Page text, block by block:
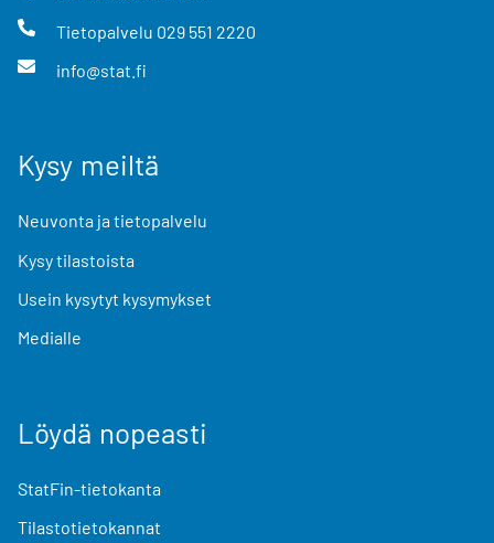
Tietopalvelu 029 551 2220
info@stat.fi
Kysy meiltä
Neuvonta ja tietopalvelu
Kysy tilastoista
Usein kysytyt kysymykset
Medialle
Löydä nopeasti
StatFin-tietokanta
Tilastotietokannat